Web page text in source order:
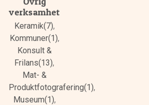
verksamhet
Keramik(7),
Kommuner(1),
Konsult &
Frilans(13),
Mat- &
Produktfotografering(1),
Museum(1),